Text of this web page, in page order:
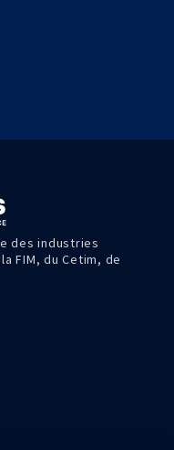
des industries
FIM, du Cetim, de